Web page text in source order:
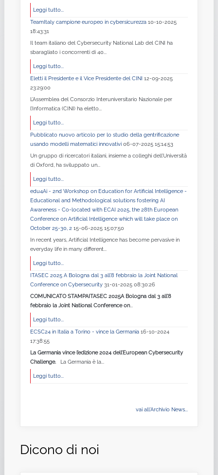
Leggi tutto...
TeamItaly campione europeo in cybersicurezza 10-10-2025
18:43:31
Il team italiano del Cybersecurity National Lab del CINI ha
sbaragliato i concorrenti di 40...
Leggi tutto...
Eletti il Presidente e il Vice Presidente del CINI 12-09-2025
23:29:00
L’Assemblea del Consorzio Interuniversitario Nazionale per
l’Informatica (CINI) ha eletto...
Leggi tutto...
Pubblicato nuovo articolo per lo studio della gentrificazione
usando modelli matematici innovativi 06-07-2025 15:14:53
Un gruppo di ricercatori italiani, insieme a colleghi dell’Università
di Oxford, ha sviluppato un...
Leggi tutto...
edu4Ai - 2nd Workshop on Education for Artificial Intelligence -
Educational and Methodological solutions fostering AI
Awareness - Co-located with ECAI 2025, the 28th European
Conference on Artificial Intelligence which will take place on
October 25-30, 2 15-06-2025 15:07:50
In recent years, Artificial Intelligence has become pervasive in
everyday life in many different...
Leggi tutto...
ITASEC 2025 A Bologna dal 3 all’8 febbraio la Joint National
Conference on Cybersecurity 31-01-2025 08:30:26
COMUNICATO STAMPAITASEC 2025A Bologna dal 3 all’8
febbraio la Joint National Conference on...
Leggi tutto...
ECSC24 in Italia a Torino - vince la Germania 16-10-2024
17:38:55
La Germania vince l’edizione 2024 dell’European Cybersecurity
Challenge.
La Germania è la...
Leggi tutto...
vai all'Archivio News...
Dicono di noi